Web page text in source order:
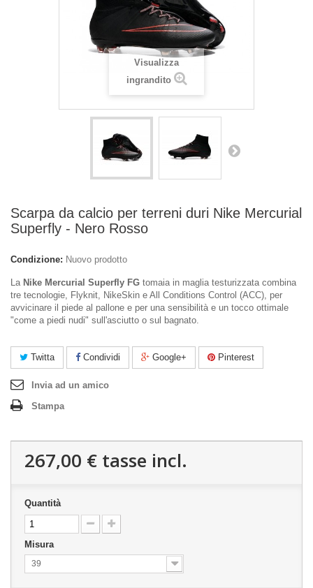
Visualizza
ingrandito
Scarpa da calcio per terreni duri Nike Mercurial
Superfly - Nero Rosso
Condizione: Nuovo prodotto
La Nike Mercurial Superfly FG tomaia in maglia testurizzata combina
tre tecnologie, Flyknit, NikeSkin e All Conditions Control (ACC), per
avvicinare il piede al pallone e per una sensibilità e un tocco ottimale
"come a piedi nudi" sull'asciutto o sul bagnato.
Twitta Condividi Google+ Pinterest
Invia ad un amico
Stampa
267,00 € tasse incl.
Quantità
Misura
39